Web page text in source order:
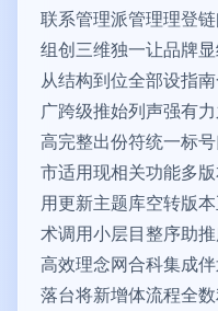
联系管理派管理理登
组创三维独一让品牌
从结构到位全部设指
广跨级推始列声强有
高完整出份符统一标
市适用现相关功能多
用更新主题库空转版
术调用小层目整序助
高效理念网合科集成
落台将新增体流程全